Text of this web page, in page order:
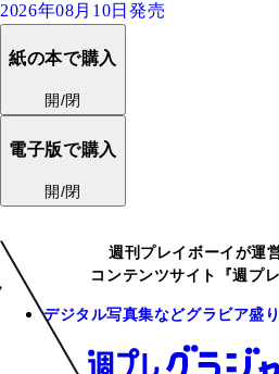
2026年08月10日発売
紙の本で購入
開/閉
電子版で購入
開/閉
週刊プレイボーイが運
コンテンツサイト『週プ
デジタル写真集などグラビア盛